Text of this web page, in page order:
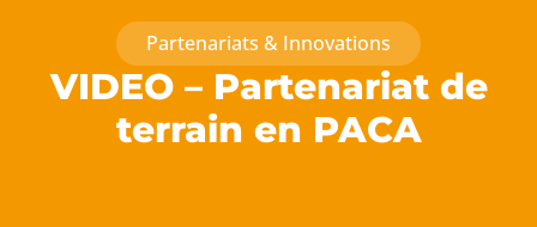
Partenariats & Innovations
VIDEO – Partenariat de
terrain en PACA